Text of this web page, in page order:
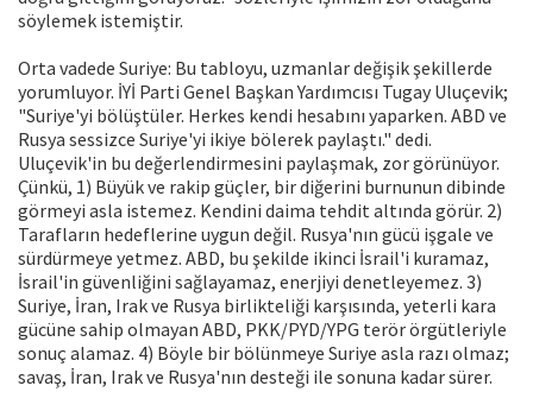
söylemek istemiştir.
Orta vadede Suriye: Bu tabloyu, uzmanlar değişik şekillerde
yorumluyor. İYİ Parti Genel Başkan Yardımcısı Tugay Uluçevik;
"Suriye'yi bölüştüler. Herkes kendi hesabını yaparken. ABD ve
Rusya sessizce Suriye'yi ikiye bölerek paylaştı." dedi.
Uluçevik'in bu değerlendirmesini paylaşmak, zor görünüyor.
Çünkü, 1) Büyük ve rakip güçler, bir diğerini burnunun dibinde
görmeyi asla istemez. Kendini daima tehdit altında görür. 2)
Tarafların hedeflerine uygun değil. Rusya'nın gücü işgale ve
sürdürmeye yetmez. ABD, bu şekilde ikinci İsrail'i kuramaz,
İsrail'in güvenliğini sağlayamaz, enerjiyi denetleyemez. 3)
Suriye, İran, Irak ve Rusya birlikteliği karşısında, yeterli kara
gücüne sahip olmayan ABD, PKK/PYD/YPG terör örgütleriyle
sonuç alamaz. 4) Böyle bir bölünmeye Suriye asla razı olmaz;
savaş, İran, Irak ve Rusya'nın desteği ile sonuna kadar sürer.